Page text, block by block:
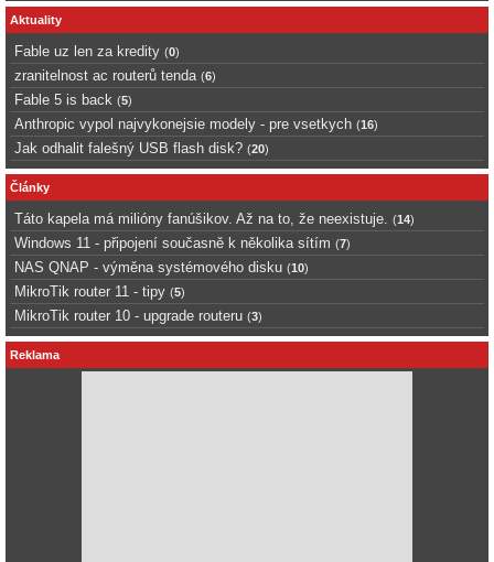
Aktuality
Fable uz len za kredity (0)
zranitelnost ac routerů tenda (6)
Fable 5 is back (5)
Anthropic vypol najvykonejsie modely - pre vsetkych (16)
Jak odhalit falešný USB flash disk? (20)
Články
Táto kapela má milióny fanúšikov. Až na to, že neexistuje. (14)
Windows 11 - připojení současně k několika sítím (7)
NAS QNAP - výměna systémového disku (10)
MikroTik router 11 - tipy (5)
MikroTik router 10 - upgrade routeru (3)
Reklama